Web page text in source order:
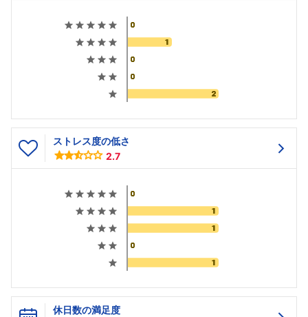
ストレス度の低さ
2.7
休日数の満足度